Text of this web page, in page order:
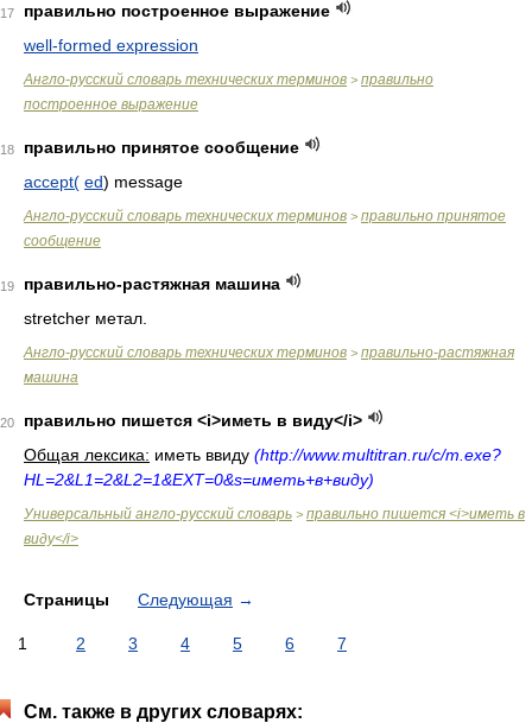
17
правильно построенное выражение
well-formed expression
Англо-русский словарь технических терминов > правильно
построенное выражение
18
правильно принятое сообщение
accept( ed) message
Англо-русский словарь технических терминов > правильно принятое
сообщение
19
правильно-растяжная машина
stretcher метал.
Англо-русский словарь технических терминов > правильно-растяжная
машина
20
правильно пишется <i>иметь в виду</i>
Общая лексика: иметь ввиду (http://www.multitran.ru/c/m.exe?
HL=2&L1=2&L2=1&EXT=0&s=иметь+в+виду)
Универсальный англо-русский словарь > правильно пишется <i>иметь в
виду</i>
Страницы Следующая →
1 2 3 4 5 6 7
См. также в других словарях: